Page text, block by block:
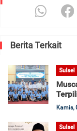
Berita Terkait
Sulsel
Kamis,
Sulsel